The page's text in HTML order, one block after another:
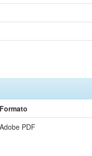
Formato
Adobe PDF